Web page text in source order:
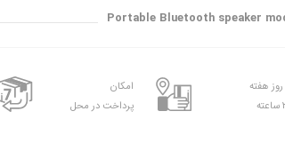
Portable Bluetooth speaker
امکان
پرداخت در محل